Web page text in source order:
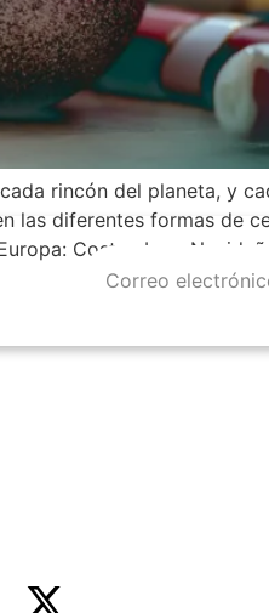
rincón del planeta, y
las diferentes formas de
Costumbres